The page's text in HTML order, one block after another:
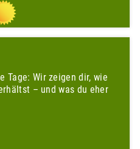
Tage: Wir zeigen dir, wie
– und was du eher